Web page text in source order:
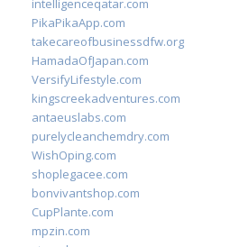
intelligenceqatar.com
PikaPikaApp.com
takecareofbusinessdfw.org
HamadaOfJapan.com
VersifyLifestyle.com
kingscreekadventures.com
antaeuslabs.com
purelycleanchemdry.com
WishOping.com
shoplegacee.com
bonvivantshop.com
CupPlante.com
mpzin.com